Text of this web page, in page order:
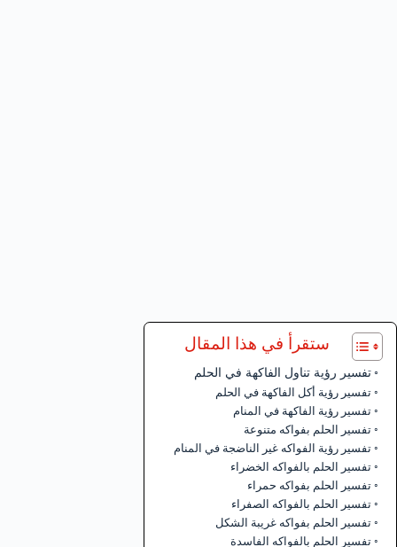
ستقرأ في هذا المقال
تفسير رؤية تناول الفاكهة في الحلم
تفسير رؤية أكل الفاكهة في الحلم
تفسير رؤية الفاكهة في المنام
تفسير الحلم بفواكه متنوعة
تفسير رؤية الفواكه غير الناضجة في المنام
تفسير الحلم بالفواكه الخضراء
تفسير الحلم بفواكه حمراء
تفسير الحلم بالفواكه الصفراء
تفسير الحلم بفواكه غريبة الشكل
تفسير الحلم بالفواكه الفاسدة